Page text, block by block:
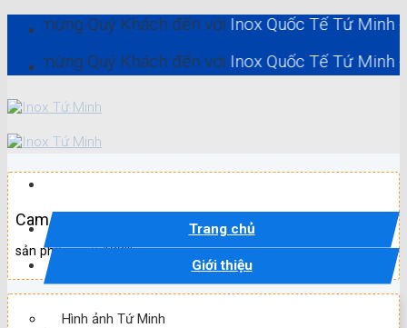
Quý Khách đến với Inox Quốc Tế Tứ Minh - Inox
Quý Khách đến với Inox Quốc Tế Tứ Minh - Inox
Trang chủ
Giới thiệu
Hình ảnh Tứ Minh
Cam kết
sản phẩm mới 100%